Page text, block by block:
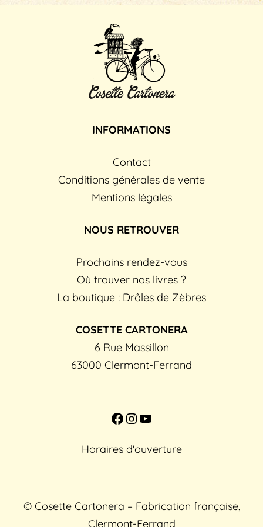
INFORMATIONS
Contact
Conditions générales de vente
Mentions légales
NOUS RETROUVER
Prochains rendez-vous
Où trouver nos livres ?
La boutique : Drôles de Zèbres
COSETTE CARTONERA
6 Rue Massillon
63000 Clermont-Ferrand
Facebook
Instagram
YouTube
Horaires d'ouverture
© Cosette Cartonera – Fabrication française,
Clermont-Ferrand